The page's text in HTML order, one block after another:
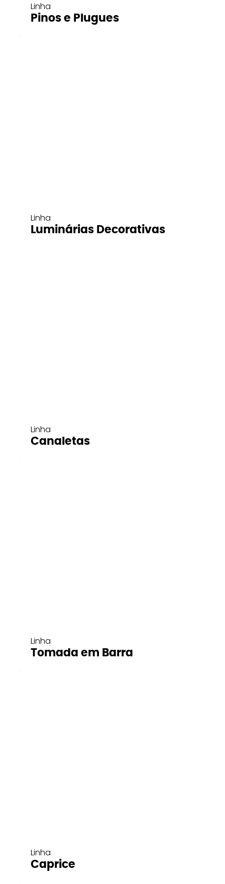
Linha
Pinos e Plugues
Linha
Luminárias Decorativas
Linha
Canaletas
Linha
Tomada em Barra
Linha
Caprice